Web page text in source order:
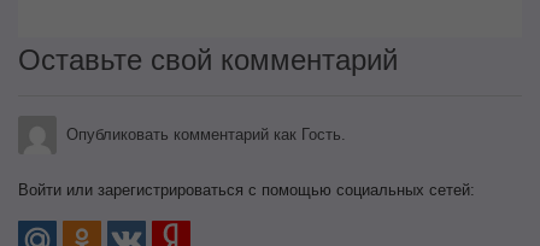
Оставьте свой комментарий
Опубликовать комментарий как Гость.
Войти или зарегистрироваться с помощью социальных сетей: